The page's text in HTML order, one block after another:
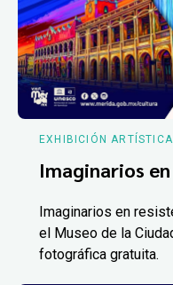
EXHIBICIÓN ARTÍSTICA
Imaginarios
Imaginarios en
el Museo de la
fotográfica gratuita.